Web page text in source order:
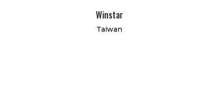
Winstar
Taiwan